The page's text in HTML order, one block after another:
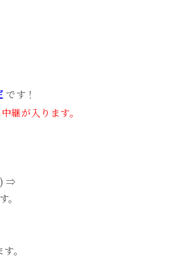
です！
継が入ります。
) ⇒
。
。